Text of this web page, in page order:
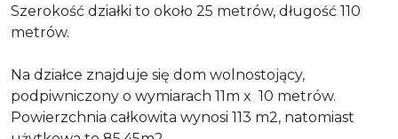
Szerokość działki to około 25 metrów, długość 110
metrów.
Na działce znajduje się dom wolnostojący,
podpiwniczony o wymiarach 11m x 10 metrów.
Powierzchnia całkowita wynosi 113 m2, natomiast